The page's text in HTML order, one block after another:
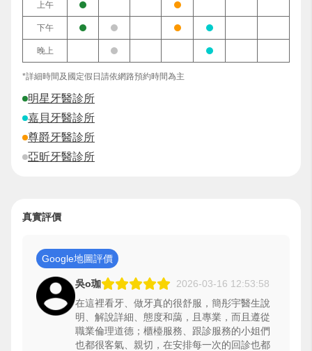
上午
下午
晚上
*詳細時間及國定假日請依網路預約時間為主
明星牙醫診所
嘉貝牙醫診所
尊爵牙醫診所
亞昕牙醫診所
真實評價
Google地圖評價
吳o珈
2026-03-16 12:53:58
在這裡看牙、做牙真的很舒服，簡彤宇醫生說
明、解說詳細、態度和藹，且專業，而且遵從
職業倫理道德；櫃檯服務、跟診服務的小姐們
也都很客氣、親切，在安排每一次的回診也都